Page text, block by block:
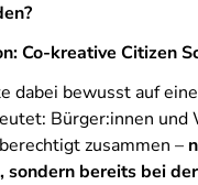
Co-kreative Citizen
dabei bewusst auf
Bürger:innen und
zusammen –
sondern bereits bei